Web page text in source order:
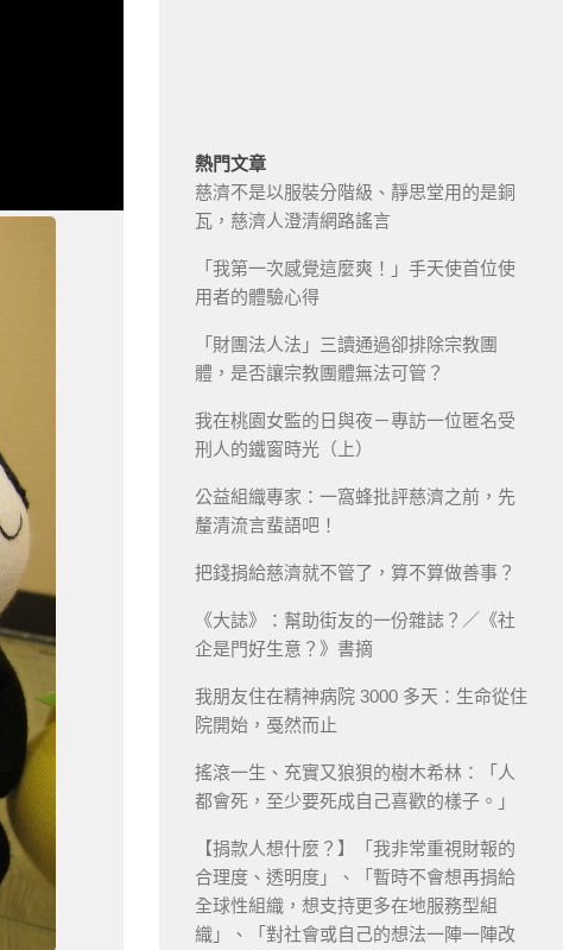
熱門文章
慈濟不是以服裝分階級、靜思堂用的是銅
瓦，慈濟人澄清網路謠言
「我第一次感覺這麼爽！」手天使首位使
用者的體驗心得
「財團法人法」三讀通過卻排除宗教團
體，是否讓宗教團體無法可管？
我在桃園女監的日與夜－專訪一位匿名受
刑人的鐵窗時光（上）
公益組織專家：一窩蜂批評慈濟之前，先
釐清流言蜚語吧！
把錢捐給慈濟就不管了，算不算做善事？
《大誌》：幫助街友的一份雜誌？／《社
企是門好生意？》書摘
我朋友住在精神病院 3000 多天：生命從住
院開始，戞然而止
搖滾一生、充實又狼狽的樹木希林：「人
都會死，至少要死成自己喜歡的樣子。」
【捐款人想什麼？】「我非常重視財報的
合理度、透明度」、「暫時不會想再捐給
全球性組織，想支持更多在地服務型組
織」、「對社會或自己的想法一陣一陣改